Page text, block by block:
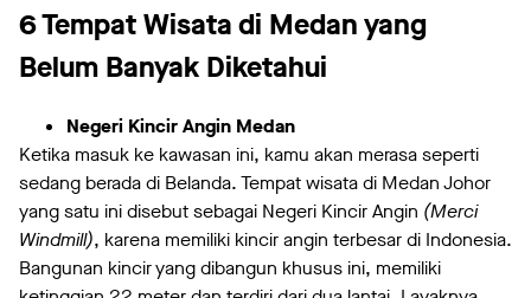
6 Tempat Wisata di Medan yang
Belum Banyak Diketahui
Negeri Kincir Angin Medan
Ketika masuk ke kawasan ini, kamu akan merasa seperti
sedang berada di Belanda. Tempat wisata di Medan Johor
yang satu ini disebut sebagai Negeri Kincir Angin (Merci
Windmill), karena memiliki kincir angin terbesar di Indonesia.
Bangunan kincir yang dibangun khusus ini, memiliki